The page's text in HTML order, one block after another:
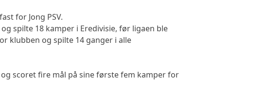
for Jong PSV.
spilte 18 kamper i Eredivisie, før ligaen ble
klubben og spilte 14 ganger i alle
scoret fire mål på sine første fem kamper for